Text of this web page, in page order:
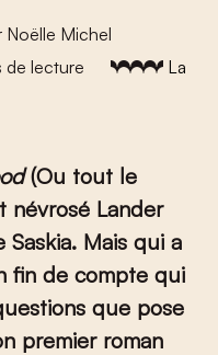
Noëlle Michel
de lecture
La
(Ou tout le
névrosé Lander
Mais qui a
fin de compte qui
que pose
premier roman